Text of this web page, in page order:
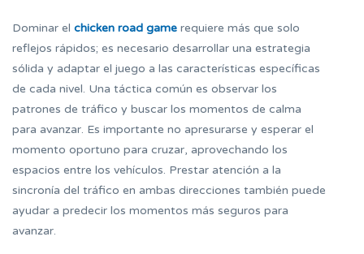
Dominar el chicken road game requiere más que solo
reflejos rápidos; es necesario desarrollar una estrategia
sólida y adaptar el juego a las características específicas
de cada nivel. Una táctica común es observar los
patrones de tráfico y buscar los momentos de calma
para avanzar. Es importante no apresurarse y esperar el
momento oportuno para cruzar, aprovechando los
espacios entre los vehículos. Prestar atención a la
sincronía del tráfico en ambas direcciones también puede
ayudar a predecir los momentos más seguros para
avanzar.